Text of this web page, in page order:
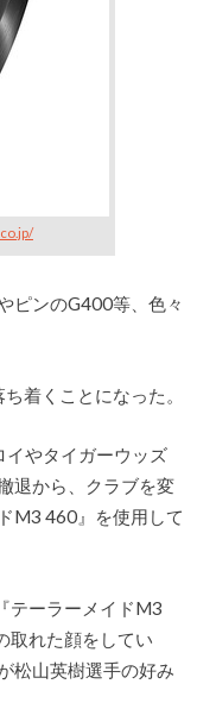
ピンのG400等、色々
ち着くことになった。
やタイガーウッズ
退から、クラブを変
M3 460』を使用して
テーラーメイドM3
取れた顔をしてい
松山英樹選手の好み